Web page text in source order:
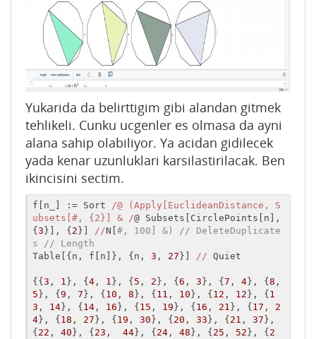
Yukarida da belirttigim gibi alandan gitmek
tehlikeli. Cunku ucgenler es olmasa da ayni
alana sahip olabiliyor. Ya acidan gidilecek
yada kenar uzunluklari karsilastirilacak. Ben
ikincisini sectim.
f[n_] := Sort /@ (Apply[EuclideanDistance, S
ubsets[#, {2}] & /@ Subsets[CirclePoints[n],
{ 3 }], { 2 }] //N[ #, 100] &) // DeleteDuplicate
s // Length
Table[{n, f[n]}, {n, 3 , 27 }] // Quiet
{{ 3 , 1 }, { 4, 1 }, { 5 , 2 }, { 6 , 3 }, { 7 , 4}, { 8
5 }, { 9 , 7 }, { 10 , 8 }, { 11 , 10 }, { 12 , 12 }, { 1
3 , 14}, { 14, 16 }, { 15 , 19 }, { 16 , 21 }, { 17 , 2
4}, { 18 , 27 }, { 19 , 30 }, { 20 , 33 }, { 21 , 37 },
{ 22 , 40 }, { 23 , 44}, { 24, 48 }, { 25 , 52 }, { 2